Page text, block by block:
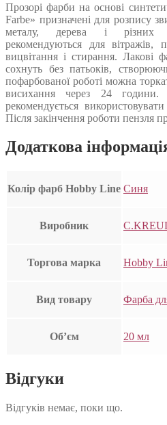
Прозорі фарби на основі
Farbe» призначені для розпису
металу, дерева і різних
рекомендуються для вітражів,
вицвітання і стирання. Лакові
сохнуть без патьоків,
пофарбованої роботі можна
висихання через 24
рекомендується
Після закінчення роботи пензля
Додаткова
Колір фарб Hobby Line Синя
Виробник
Торгова марка Hobby
Вид товару Фарба
Об’єм 20 мл
Відгуки
Відгуків немає, поки що.